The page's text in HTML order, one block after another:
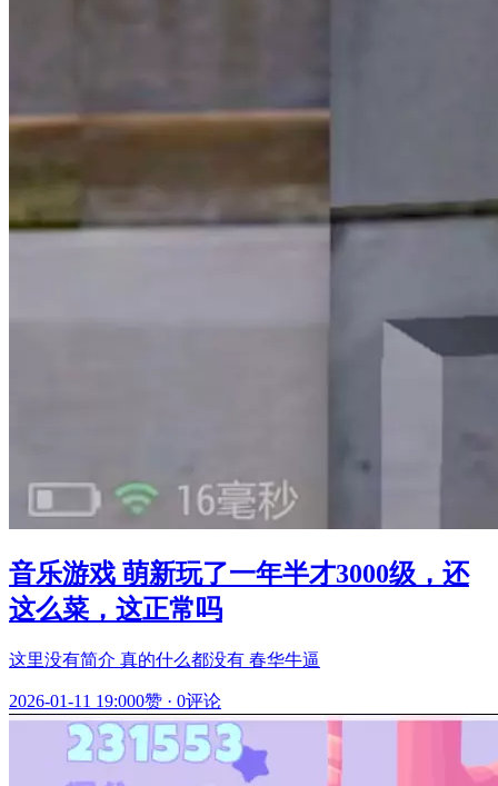
音乐游戏 萌新玩了一年半才3000级，还
这么菜，这正常吗
这里没有简介 真的什么都没有 春华牛逼
2026-01-11 19:000赞 · 0评论